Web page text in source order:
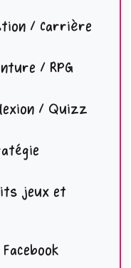
/ Carrière
/ RPG
/ Quizz
jeux et